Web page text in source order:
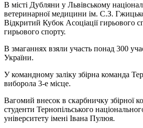
В місті Дубляни у Львівському
ветеринарної медицини ім. С.З.
Відкритий Кубок Асоціації гирьового
гирьового спорту.
В змаганнях взяли участь понад 300
України.
У командному заліку збірна команда
виборола 3-е місце.
Вагомий внесок в скарбничку збірної
студенти Тернопільського
університету імені Івана Пулюя.